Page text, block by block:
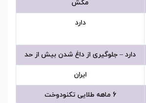
مکش
دارد
دارد – جلوگیری از داغ شدن بیش از حد
ایران
6 ماهه طلایی تکنودوخت